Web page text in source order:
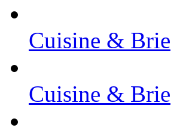
Cuisine & Brie
Cuisine & Brie